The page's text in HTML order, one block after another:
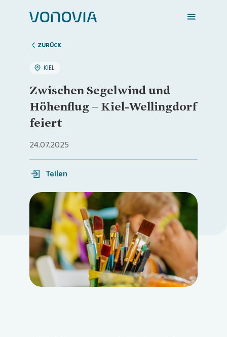
Zuhause finden
Mein Zuhause
Meine Stadt
Login
ZURÜCK
KIEL
Zwischen Segelwind und
Höhenflug – Kiel-Wellingdorf
feiert
24.07.2025
Teilen
Loading...